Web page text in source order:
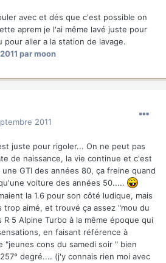
avec et dés que c'est possible on
aprem je l'ai même lavé juste pour
pour aller a la station de lavage.
par moon
2011
juste pour rigoler... On ne peut pas
de naissance, la vie continue et c'est
GTI des années 80, ça freine quand
voiture des années 50.....
la 1.6 pour son côté ludique, mais
trop aimé, et trouvé ça assez "mou du
5 Alpine Turbo à la même époque qui
en faisant référence à
"jeunes cons du samedi soir " bien
degré.... (j'y connais rien moi avec